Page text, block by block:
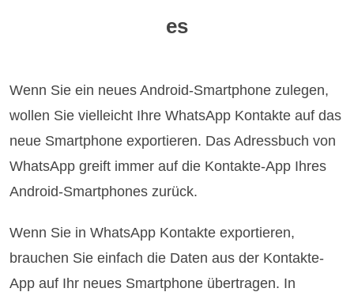
es
Wenn Sie ein neues Android-Smartphone zulegen,
wollen Sie vielleicht Ihre WhatsApp Kontakte auf das
neue Smartphone exportieren. Das Adressbuch von
WhatsApp greift immer auf die Kontakte-App Ihres
Android-Smartphones zurück.
Wenn Sie in WhatsApp Kontakte exportieren,
brauchen Sie einfach die Daten aus der Kontakte-
App auf Ihr neues Smartphone übertragen. In